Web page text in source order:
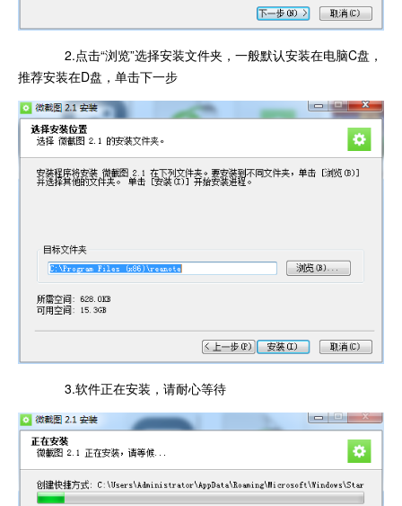
2.点击“浏览”选择安装文件夹，一般默认安装在电脑C盘，
推荐安装在D盘，单击下一步
3.软件正在安装，请耐心等待